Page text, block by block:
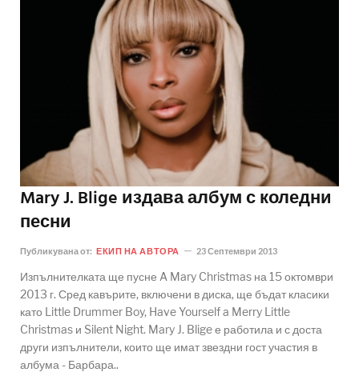
Mary J. Blige издава албум с коледни
песни
Публикувана от: ЕКИП НА АВТОРА 23 Септември 2013
Изпълнителката ще пусне A Mary Christmas на 15 октомври
2013 г. Сред кавърите, включени в диска, ще бъдат класики
като Little Drummer Boy, Have Yourself a Merry Little
Christmas и Silent Night. Mary J. Blige е работила и с доста
други изпълнители, които ще имат звездни гост участия в
албума - Барбара..